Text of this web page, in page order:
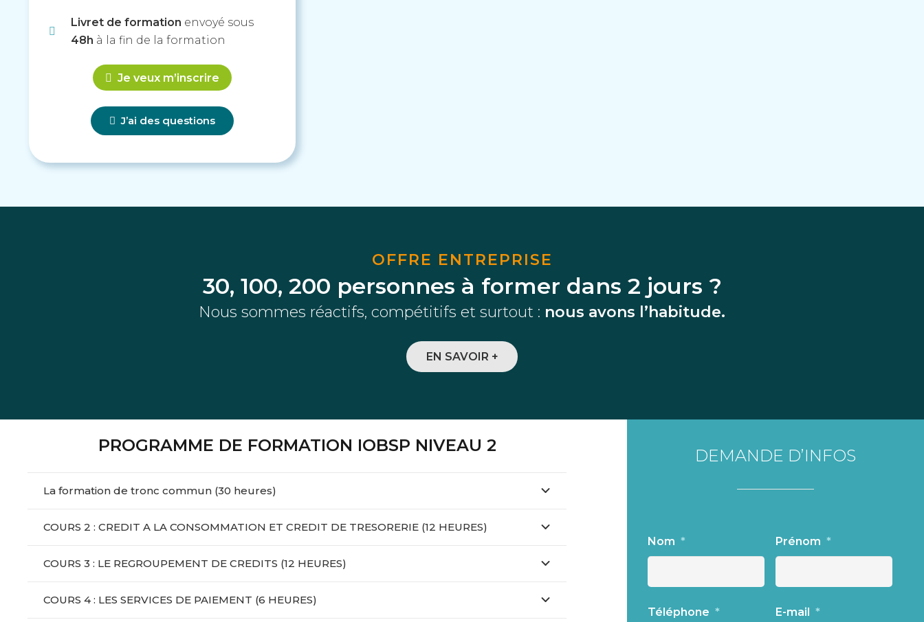
Livret de formation envoyé sous
48h à la fin de la formation
Je veux m’inscrire
J’ai des questions
OFFRE ENTREPRISE
30, 100, 200 personnes à former dans 2 jours ?
Nous sommes réactifs, compétitifs et surtout : nous avons l’habitude.
EN SAVOIR +
PROGRAMME DE FORMATION IOBSP NIVEAU 2
La formation de tronc commun (30 heures)
COURS 2 : CREDIT A LA CONSOMMATION ET CREDIT DE TRESORERIE (12 HEURES)
COURS 3 : LE REGROUPEMENT DE CREDITS (12 HEURES)
COURS 4 : LES SERVICES DE PAIEMENT (6 HEURES)
DEMANDE D’INFOS
Nom * Prénom *
Téléphone * E-mail *